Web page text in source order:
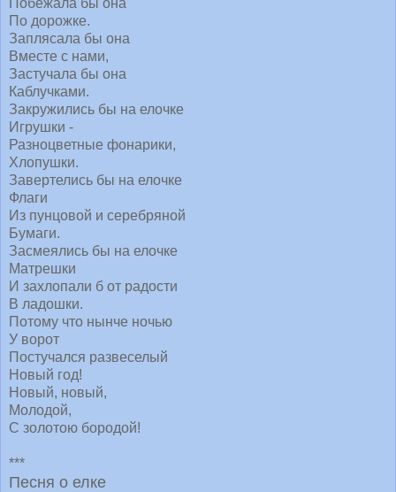
По дорожке.
Заплясала бы она
Вместе с нами,
Застучала бы она
Каблучками.
Закружились бы на елочке
Игрушки -
Разноцветные фонарики,
Хлопушки.
Завертелись бы на елочке
Флаги
Из пунцовой и серебряной
Бумаги.
Засмеялись бы на елочке
Матрешки
И захлопали б от радости
В ладошки.
Потому что нынче ночью
У ворот
Постучался развеселый
Новый год!
Новый, новый,
Молодой,
С золотою бородой!
***
Песня о елке